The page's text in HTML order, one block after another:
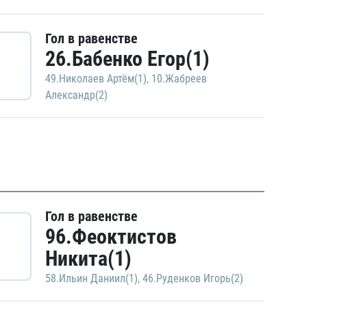
Гол в равенстве
26.Бабенко Егор(1)
49.Николаев Артём(1), 10.Жабреев
Александр(2)
Гол в равенстве
96.Феоктистов
Никита(1)
58.Ильин Даниил(1), 46.Руденков Игорь(2)